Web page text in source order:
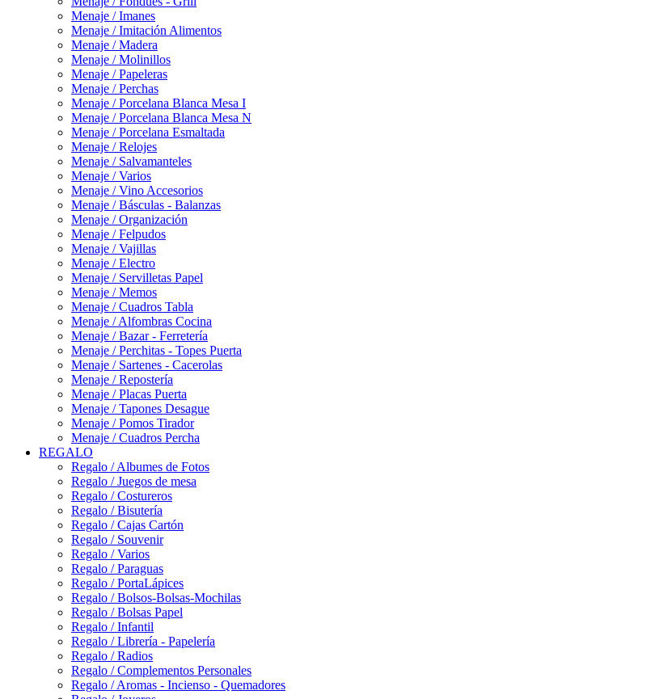
Menaje / Imanes
Menaje / Imitación Alimentos
Menaje / Madera
Menaje / Molinillos
Menaje / Papeleras
Menaje / Perchas
Menaje / Porcelana Blanca Mesa I
Menaje / Porcelana Blanca Mesa N
Menaje / Porcelana Esmaltada
Menaje / Relojes
Menaje / Salvamanteles
Menaje / Varios
Menaje / Vino Accesorios
Menaje / Básculas - Balanzas
Menaje / Organización
Menaje / Felpudos
Menaje / Vajillas
Menaje / Electro
Menaje / Servilletas Papel
Menaje / Memos
Menaje / Cuadros Tabla
Menaje / Alfombras Cocina
Menaje / Bazar - Ferretería
Menaje / Perchitas - Topes Puerta
Menaje / Sartenes - Cacerolas
Menaje / Repostería
Menaje / Placas Puerta
Menaje / Tapones Desague
Menaje / Pomos Tirador
Menaje / Cuadros Percha
REGALO
Regalo / Albumes de Fotos
Regalo / Juegos de mesa
Regalo / Costureros
Regalo / Bisutería
Regalo / Cajas Cartón
Regalo / Souvenir
Regalo / Varios
Regalo / Paraguas
Regalo / PortaLápices
Regalo / Bolsos-Bolsas-Mochilas
Regalo / Bolsas Papel
Regalo / Infantil
Regalo / Librería - Papelería
Regalo / Radios
Regalo / Complementos Personales
Regalo / Aromas - Incienso - Quemadores